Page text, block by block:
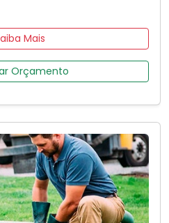
Mais
Orçamento